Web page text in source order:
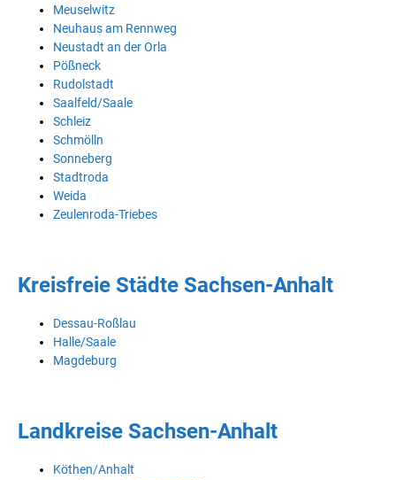
Meuselwitz
Neuhaus am Rennweg
Neustadt an der Orla
Pößneck
Rudolstadt
Saalfeld/Saale
Schleiz
Schmölln
Sonneberg
Stadtroda
Weida
Zeulenroda-Triebes
Kreisfreie Städte Sachsen-Anhalt
Dessau-Roßlau
Halle/Saale
Magdeburg
Landkreise Sachsen-Anhalt
Köthen/Anhalt